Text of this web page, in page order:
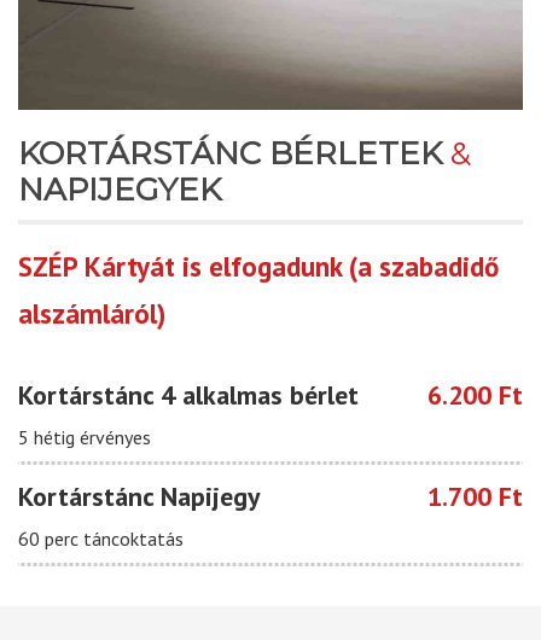
KORTÁRSTÁNC BÉRLETEK&
NAPIJEGYEK
SZÉP Kártyát is elfogadunk (a szabadidő
alszámláról)
Kortárstánc 4 alkalmas bérlet 6.200 Ft
5 hétig érvényes
Kortárstánc Napijegy 1.700 Ft
60 perc táncoktatás